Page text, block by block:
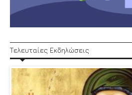
Τελευταίες Εκδηλώσεις